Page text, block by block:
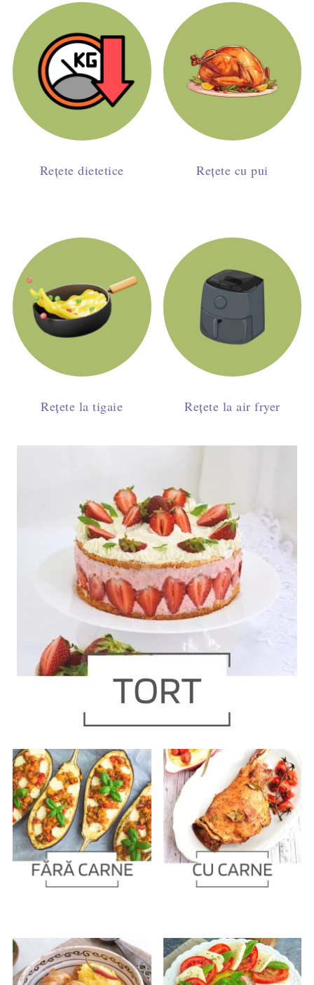
Rețete dietetice Rețete cu pui
Rețete la tigaie Rețete la air fryer